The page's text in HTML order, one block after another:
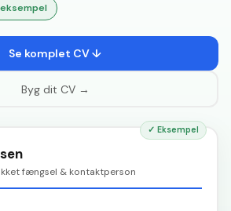
Se komplet CV ↓
Byg dit CV →
✓ Eksempel
fængsel & kontaktperson